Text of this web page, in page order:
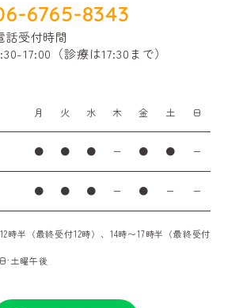
6765-8343
話受付時間
17:00（診療は17:30まで）
月 火 水 木 金 土 日
● ● ● ー ● ● ー
● ● ● ー ● ー ー
時半（最終受付12時）、14時〜17時半（最終受付
·土曜午後